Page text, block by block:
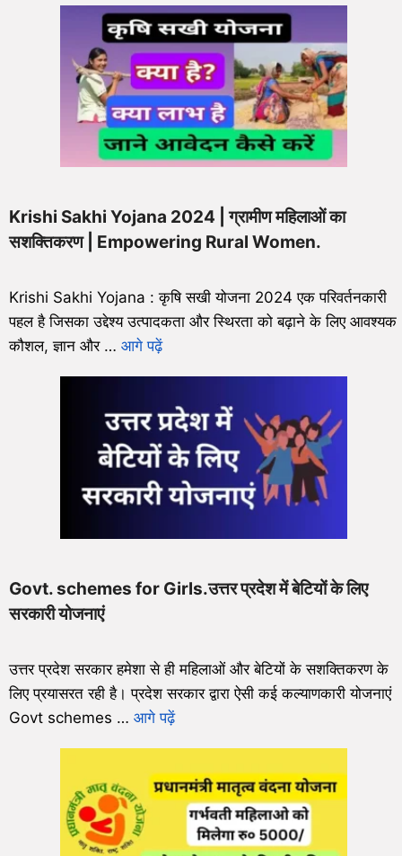
Krishi Sakhi Yojana 2024 | ग्रामीण महिलाओं का
सशक्तिकरण | Empowering Rural Women.
Krishi Sakhi Yojana : कृषि सखी योजना 2024 एक परिवर्तनकारी
पहल है जिसका उद्देश्य उत्पादकता और स्थिरता को बढ़ाने के लिए आवश्यक
कौशल, ज्ञान और … आगे पढ़ें
Govt. schemes for Girls.उत्तर प्रदेश में बेटियों के लिए
सरकारी योजनाएं
उत्तर प्रदेश सरकार हमेशा से ही महिलाओं और बेटियों के सशक्तिकरण के
लिए प्रयासरत रही है। प्रदेश सरकार द्वारा ऐसी कई कल्याणकारी योजनाएं
Govt schemes … आगे पढ़ें